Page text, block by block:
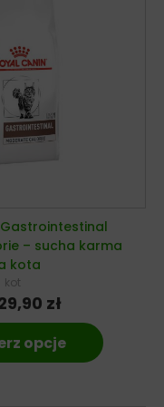
– sucha karma
kota
kot
zł
opcje